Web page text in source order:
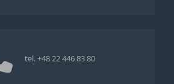
tel. +48 22 446 83 80